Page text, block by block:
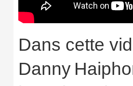
Dans cette
Danny